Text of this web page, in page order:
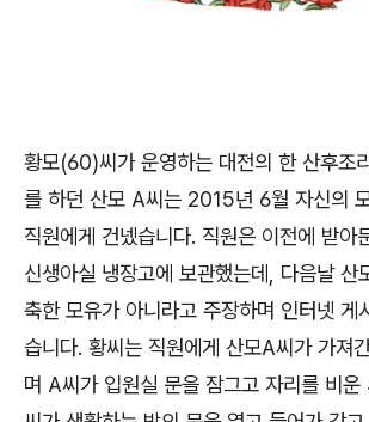
황모(60)씨가 운영하는 대전의 한 산후조
를 하던 산모 A씨는 2015년 6월 자신의
직원에게 건넸습니다. 직원은 이전에 받아
신생아실 냉장고에 보관했는데 , 다음날 산
축한 모유가 아니라고 주장하며 인터넷 게
습니다. 황씨는 직원에게 산모A씨가 가져
며 A씨가 입원실 문을 잠그고 자리를 비운